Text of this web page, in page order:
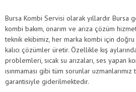
Bursa Kombi Servisi olarak yıllardır
kombi bakım, onarım ve arıza çözüm
teknik ekibimiz, her marka kombi için doğru
kalıcı çözümler üretir. Özellikle kış
problemleri, sıcak su arızaları, ses yapan
ısınmaması gibi tüm sorunlar
garantisiyle giderilmektedir.